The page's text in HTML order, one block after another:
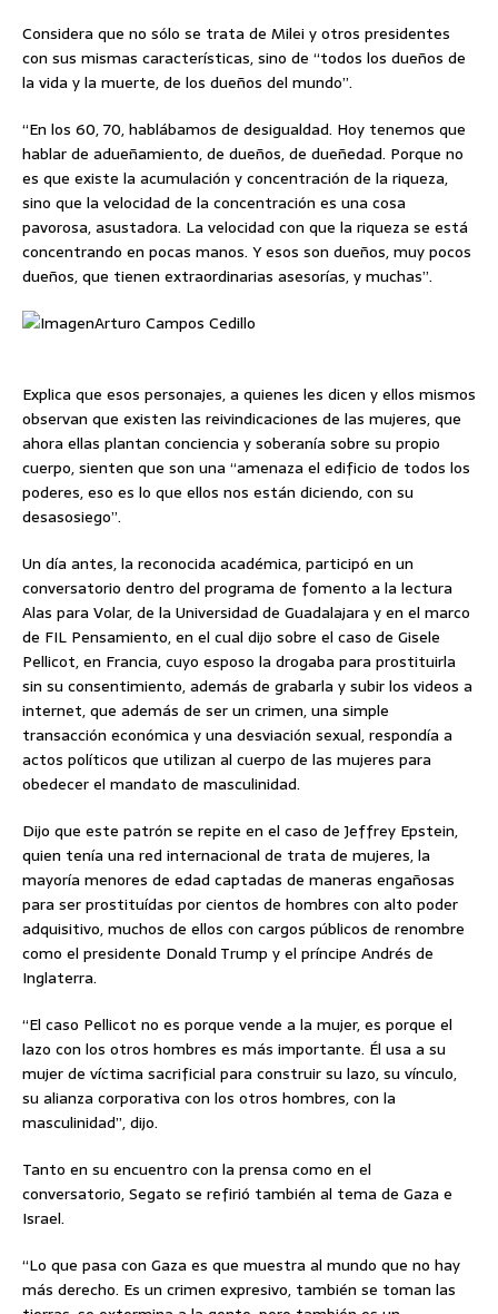
Considera que no sólo se trata de Milei y otros presidentes
con sus mismas características, sino de “todos los dueños de
la vida y la muerte, de los dueños del mundo”.
“En los 60, 70, hablábamos de desigualdad. Hoy tenemos que
hablar de adueñamiento, de dueños, de dueñedad. Porque no
es que existe la acumulación y concentración de la riqueza,
sino que la velocidad de la concentración es una cosa
pavorosa, asustadora. La velocidad con que la riqueza se está
concentrando en pocas manos. Y esos son dueños, muy pocos
dueños, que tienen extraordinarias asesorías, y muchas”.
Arturo Campos Cedillo
Explica que esos personajes, a quienes les dicen y ellos mismos
observan que existen las reivindicaciones de las mujeres, que
ahora ellas plantan conciencia y soberanía sobre su propio
cuerpo, sienten que son una “amenaza el edificio de todos los
poderes, eso es lo que ellos nos están diciendo, con su
desasosiego”.
Un día antes, la reconocida académica, participó en un
conversatorio dentro del programa de fomento a la lectura
Alas para Volar, de la Universidad de Guadalajara y en el marco
de FIL Pensamiento, en el cual dijo sobre el caso de Gisele
Pellicot, en Francia, cuyo esposo la drogaba para prostituirla
sin su consentimiento, además de grabarla y subir los videos a
internet, que además de ser un crimen, una simple
transacción económica y una desviación sexual, respondía a
actos políticos que utilizan al cuerpo de las mujeres para
obedecer el mandato de masculinidad.
Dijo que este patrón se repite en el caso de Jeffrey Epstein,
quien tenía una red internacional de trata de mujeres, la
mayoría menores de edad captadas de maneras engañosas
para ser prostituídas por cientos de hombres con alto poder
adquisitivo, muchos de ellos con cargos públicos de renombre
como el presidente Donald Trump y el príncipe Andrés de
Inglaterra.
“El caso Pellicot no es porque vende a la mujer, es porque el
lazo con los otros hombres es más importante. Él usa a su
mujer de víctima sacrificial para construir su lazo, su vínculo,
su alianza corporativa con los otros hombres, con la
masculinidad”, dijo.
Tanto en su encuentro con la prensa como en el
conversatorio, Segato se refirió también al tema de Gaza e
Israel.
“Lo que pasa con Gaza es que muestra al mundo que no hay
más derecho. Es un crimen expresivo, también se toman las